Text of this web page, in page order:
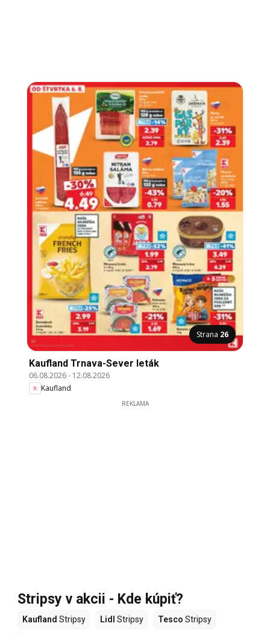
Strana 26
Kaufland Trnava-Sever leták
06.08.2026- 12.08.2026
Kaufland
REKLAMA
Stripsy v akcii - Kde kúpiť?
Kaufland Stripsy Lidl Stripsy Tesco Stripsy